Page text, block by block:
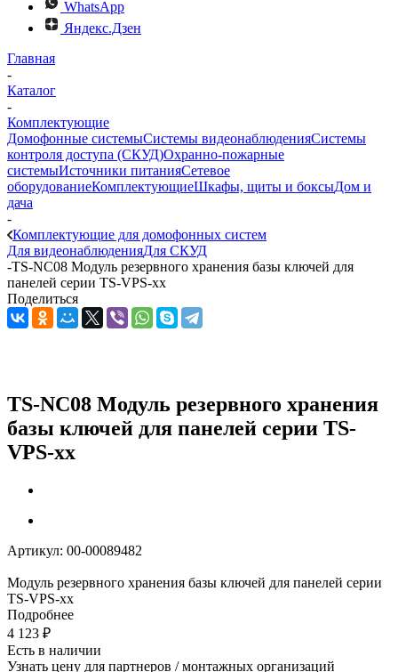
WhatsApp
Яндекс.Дзен
Главная
-
Каталог
-
Комплектующие
Домофонные системыСистемы видеонаблюденияСистемы
контроля доступа (СКУД)Охранно-пожарные
системыИсточники питанияСетевое
оборудованиеКомплектующиеШкафы, щиты и боксыДом и
дача
-
Комплектующие для домофонных систем
Для видеонаблюденияДля СКУД
-TS-NC08 Модуль резервного хранения базы ключей для
панелей серии TS-VPS-xx
Поделиться
TS-NC08 Модуль резервного хранения
базы ключей для панелей серии TS-
VPS-xx
Артикул: 00-00089482
Модуль резервного хранения базы ключей для панелей серии
TS-VPS-xx
Подробнее
4 123 ₽
Есть в наличии
Узнать цену для партнеров / монтажных организаций